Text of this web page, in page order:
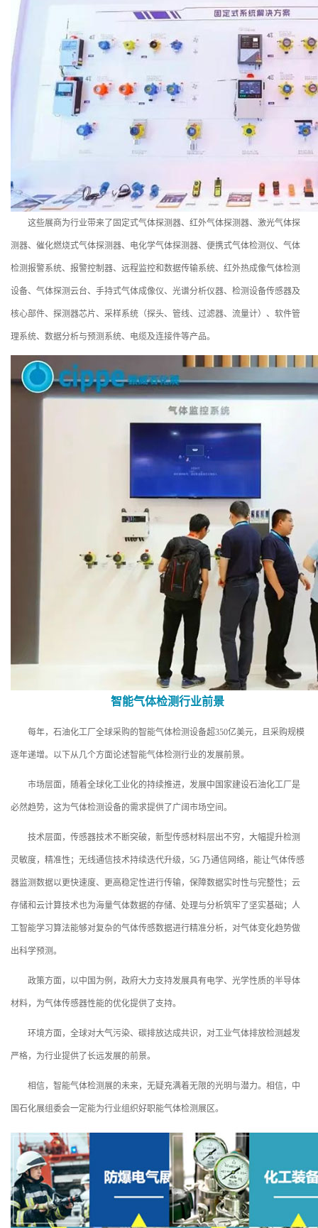
这些展商为行业带来了固定式气体探测器、红外气体探测器、激光气体探
测器、催化燃烧式气体探测器、电化学气体探测器、便携式气体检测仪、气体
检测报警系统、报警控制器、远程监控和数据传输系统、红外热成像气体检测
设备、气体探测云台、手持式气体成像仪、光谱分析仪器、检测设备传感器及
核心部件、探测器芯片、采样系统（探头、管线、过滤器、流量计）、软件管
理系统、数据分析与预测系统、电缆及连接件等产品。
智能气体检测行业前景
每年，石油化工厂全球采购的智能气体检测设备超350亿美元，且采购规模
逐年递增。以下从几个方面论述智能气体检测行业的发展前景。
市场层面，随着全球化工业化的持续推进，发展中国家建设石油化工厂是
必然趋势，这为气体检测设备的需求提供了广阔市场空间。
技术层面，传感器技术不断突破，新型传感材料层出不穷，大幅提升检测
灵敏度，精准性；无线通信技术持续迭代升级，5G 乃通信网络，能让气体传感
器监测数据以更快速度、更高稳定性进行传输，保障数据实时性与完整性；云
存储和云计算技术也为海量气体数据的存储、处理与分析筑牢了坚实基础；人
工智能学习算法能够对复杂的气体传感数据进行精准分析，对气体变化趋势做
出科学预测。
政策方面，以中国为例，政府大力支持发展具有电学、光学性质的半导体
材料，为气体传感器性能的优化提供了支持。
环境方面，全球对大气污染、碳排放达成共识，对工业气体排放检测越发
严格，为行业提供了长远发展的前景。
相信，智能气体检测展的未来，无疑充满着无限的光明与潜力。相信，中
国石化展组委会一定能为行业组织好职能气体检测展区。